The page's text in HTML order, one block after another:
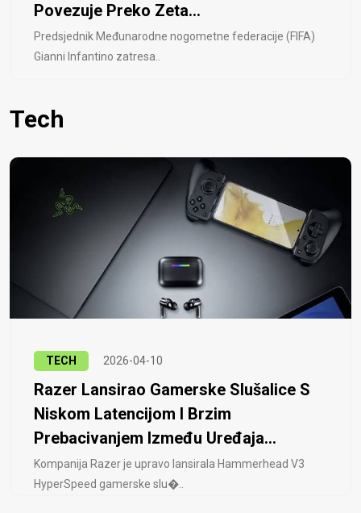
Povezuje Preko Zeta...
Predsjednik Međunarodne nogometne federacije (FIFA)
Gianni Infantino zatresa..
Tech
TECH 2026-04-10
Razer Lansirao Gamerske Slušalice S
Niskom Latencijom I Brzim
Prebacivanjem Između Uređaja...
Kompanija Razer je upravo lansirala Hammerhead V3
HyperSpeed ​​gamerske slu�..